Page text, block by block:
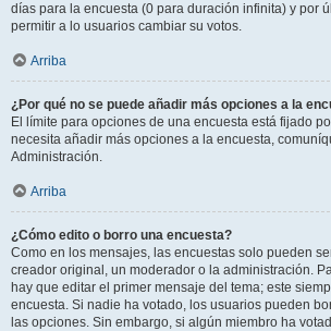
días para la encuesta (0 para duración infinita) y por
permitir a lo usuarios cambiar su votos.
Arriba
¿Por qué no se puede añadir más opciones a la
El límite para opciones de una encuesta está fijado
necesita añadir más opciones a la encuesta,
Administración.
Arriba
¿Cómo edito o borro una encuesta?
Como en los mensajes, las encuestas solo pueden
creador original, un moderador o la administración.
hay que editar el primer mensaje del tema; este
encuesta. Si nadie ha votado, los usuarios pueden
las opciones. Sin embargo, si algún miembro ha